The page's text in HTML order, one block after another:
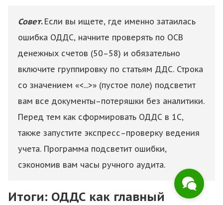
Совет. Если вы ищете, где именно затаилась
ошибка ОДДС, начните проверять по ОСВ
денежных счетов (50–58) и обязательно
включите группировку по статьям ДДС. Строка
со значением «<...>» (пустое поле) подсветит
вам все документы–потеряшки без аналитики.
Перед тем как сформировать ОДДС в 1С,
также запустите экспресс–проверку ведения
учета. Программа подсветит ошибки,
сэкономив вам часы ручного аудита.
Итоги: ОДДС как главный
началом работы в нашем
сервисе , ответим на все
интересующие вопросы.